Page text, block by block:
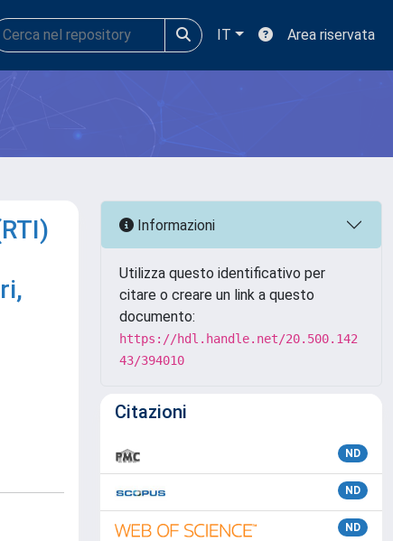
IT Area riservata
Informazioni
Utilizza questo identificativo per
citare o creare un link a questo
documento:
https://hdl.handle.net/20.500.142
43/394010
Citazioni
ND
ND
ND